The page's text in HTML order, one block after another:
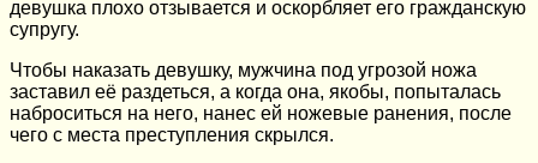
девушка плохо отзывается и оскорбляет его гражданскую
супругу.
Чтобы наказать девушку, мужчина под угрозой ножа
заставил её раздеться, а когда она, якобы, попыталась
наброситься на него, нанес ей ножевые ранения, после
чего с места преступления скрылся.